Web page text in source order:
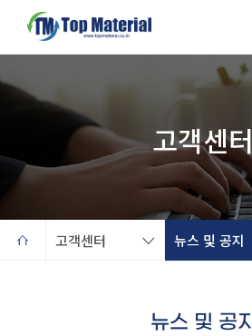
회사소개
고객센터
고객센터 뉴스 및 공지
뉴스 및 공지